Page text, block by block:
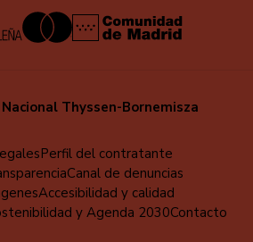
Thyssen-Bornemisza
Perfil del contratante
Canal de denuncias
Accesibilidad y calidad
y Agenda 2030Contacto